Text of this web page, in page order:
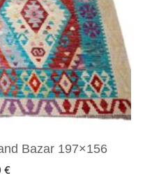
Bazar 197×156
€